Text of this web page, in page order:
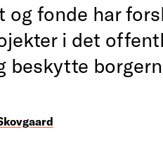
og fonde har
i det
beskytte